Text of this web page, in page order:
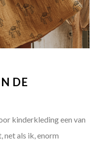
DE
kinderkleding een van
net als ik, enorm